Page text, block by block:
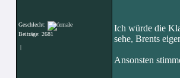
Geschlecht:
Beiträge: 2681
|
Ich würde die
sehe, Brents
Ansonsten